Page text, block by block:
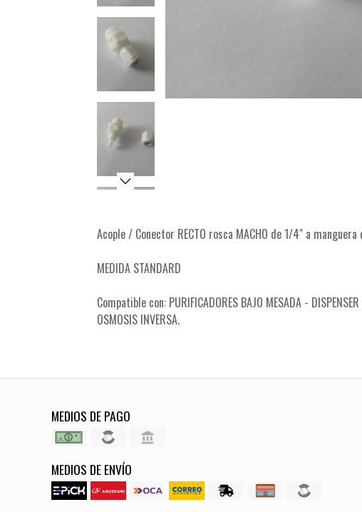
Acople / Conector RECTO rosca MACHO de 1/4" a
MEDIDA STANDARD
Compatible con: PURIFICADORES BAJO MESADA - DISPENSER
OSMOSIS INVERSA.
MEDIOS DE PAGO
MEDIOS DE ENVÍO